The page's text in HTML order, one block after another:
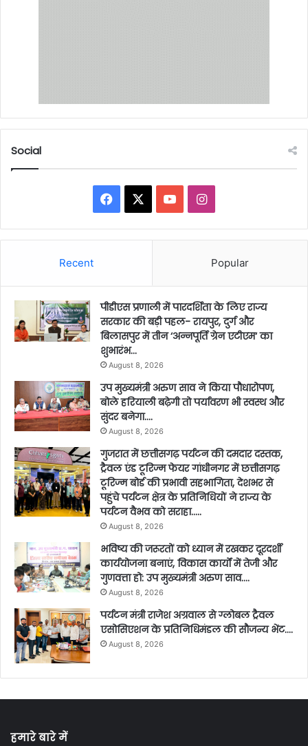
Social
Facebook YouTubeInstagram
Recent Popular
पीडीएस प्रणाली में पारदर्शिता के लिए राज्य
सरकार की बड़ी पहल- रायपुर, दुर्ग और
बिलासपुर में तीन ‘अन्नपूर्ति ग्रेन एटीएम‘ का
शुभारंभ…
August 8, 2026
उप मुख्यमंत्री अरुण साव ने किया पौधारोपण,
बोले हरियाली बढ़ेगी तो पर्यावरण भी स्वस्थ और
सुंदर बनेगा….
August 8, 2026
गुजरात में छत्तीसगढ़ पर्यटन की दमदार दस्तक,
ट्रैवल एंड टूरिज्म फेयर गांधीनगर में छत्तीसगढ़
टूरिज्म बोर्ड की प्रभावी सहभागिता, देशभर से
पहुंचे पर्यटन क्षेत्र के प्रतिनिधियों ने राज्य के
पर्यटन वैभव को सराहा…..
August 8, 2026
भविष्य की जरूरतों को ध्यान में रखकर दूरदर्शी
कार्ययोजना बनाएं, विकास कार्यों में तेजी और
गुणवत्ता हो: उप मुख्यमंत्री अरुण साव….
August 8, 2026
पर्यटन मंत्री राजेश अग्रवाल से ग्लोबल ट्रैवल
एसोसिएशन के प्रतिनिधिमंडल की सौजन्य भेंट….
August 8, 2026
हमारे बारे में